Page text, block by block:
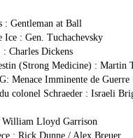
: Gentleman at Ball
: Gen. Tuchachevsky
Charles Dickens
(Strong Medicine) : Martin
Menace Imminente de
colonel Schraeder : Israeli
William Lloyd Garrison
: Rick Dunne / Alex Breuer